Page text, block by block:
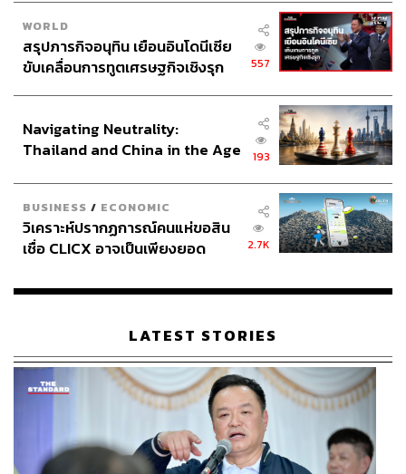
420
ABOUT THE AUTHOR
Senior Content Creator กองข่าวต่างประเทศ
THE STANDARD
WORLD
สรุปภารกิจอนุทิน เยือนอินโดนีเซีย
ขับเคลื่อนการทูตเศรษฐกิจเชิงรุก
557
Navigating Neutrality:
Thailand and China in the Age
193
BUSINESS / ECONOMIC
วิเคราะห์ปรากฏการณ์คนแห่ขอสิน
เชื่อ CLICX อาจเป็นเพียงยอด
เรือนไทยที่ถูกซุกไว้
2.7K
LATEST STORIES